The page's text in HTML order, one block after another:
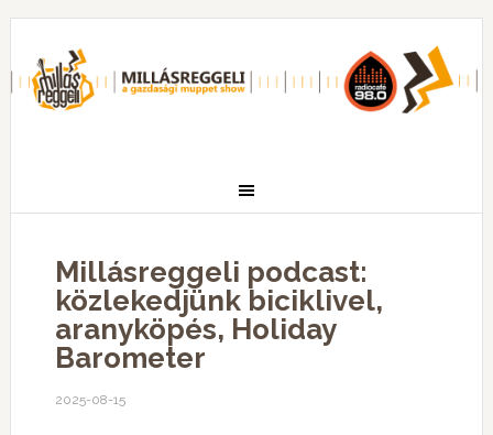
Millásreggeli podcast:
közlekedjünk biciklivel,
aranyköpés, Holiday
Barometer
2025-08-15